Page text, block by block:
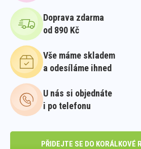
Doprava zdarma
od 890 Kč
Vše máme skladem
a odesíláme ihned
U nás si objednáte
i po telefonu
PŘIDEJTE SE DO KORÁLKOVÉ